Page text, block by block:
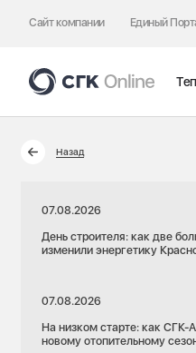
Сайт компании Единый
Назад
07.08.2026
День строителя: как две
изменили энергетику
07.08.2026
На низком старте: как СГК-
новому отопительному